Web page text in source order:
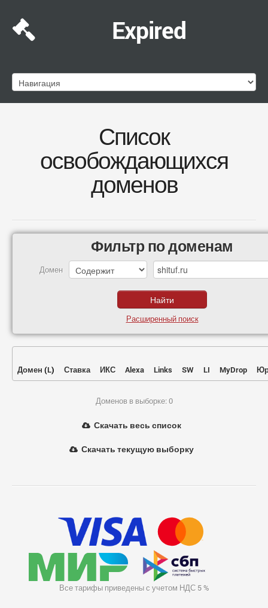
Expired
Список
освобождающихся
доменов
Фильтр по доменам
Домен
Расширенный поиск
Домен (L) Ставка ИКС Alexa Links SW LI MyDrop
Доменов в выборке: 0
Скачать весь список
Скачать текущую выборку
Все тарифы приведены с учетом НДС 5 %